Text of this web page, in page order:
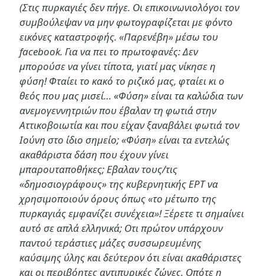
(Στις πυρκαγιές δεν πήγε. Οι επικοινωνιολόγοι τον
συμβούλεψαν να μην φωτογραφίζεται με φόντο
εικόνες καταστροφής. «Παρενέβη» μέσω του
facebook. Για να πει το πρωτοφανές: Δεν
μπορούσε να γίνει τίποτα, γιατί μας νίκησε η
φύση! Φταίει το κακό το ριζικό μας, φταίει κι ο
θεός που μας μισεί… «Φύση» είναι τα καλώδια των
ανεμογεννητριών που έβαλαν τη φωτιά στην
Αττικοβοιωτία και που είχαν ξαναβάλει φωτιά τον
Ιούνη στο ίδιο σημείο; «Φύση» είναι τα εντελώς
ακαθάριστα δάση που έχουν γίνει
μπαρουταποθήκες; Εβαλαν τους/τις
«δημοσιογράφους» της κυβερνητικής ΕΡΤ να
χρησιμοποιούν όρους όπως «το μέτωπο της
πυρκαγιάς εμφανίζει συνέχεια»! Ξέρετε τι σημαίνει
αυτό σε απλά ελληνικά; Οτι πρώτον υπάρχουν
παντού τεράστιες μάζες συσσωρευμένης
καύσιμης ύλης και δεύτερον ότι είναι ακαθάριστες
και οι περιβόητες αντιπυρικές ζώνες. Οπότε η